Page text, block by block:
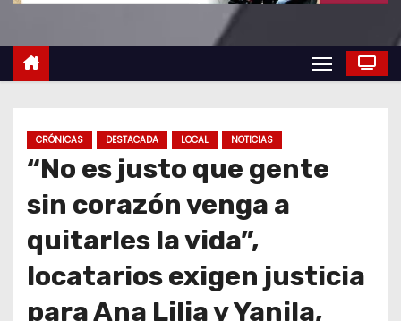
CRÓNICAS DESTACADA LOCAL NOTICIAS
“No es justo que gente
sin corazón venga a
quitarles la vida”,
locatarios exigen justicia
para Ana Lilia y Yanila,